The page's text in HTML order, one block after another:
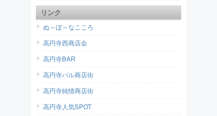
リンク
ぬ～ぼ～なこころ
高円寺西商店会
高円寺BAR
高円寺パル商店街
高円寺純情商店街
高円寺人気SPOT